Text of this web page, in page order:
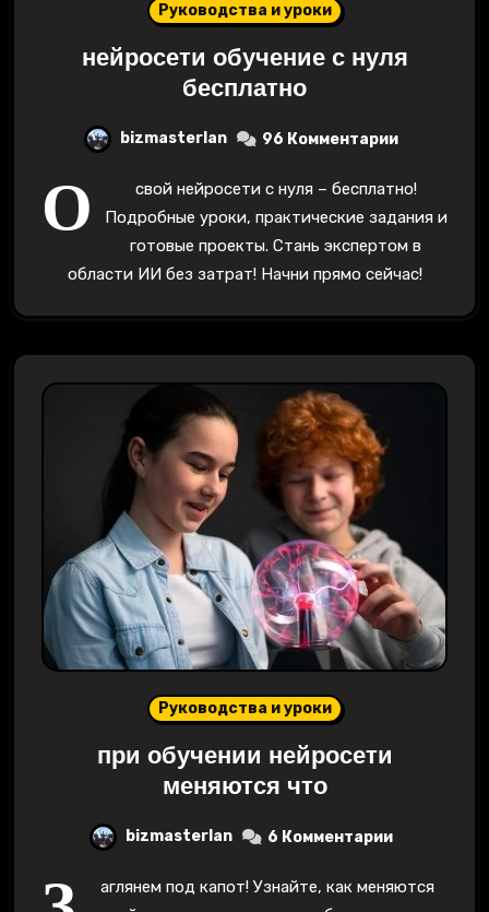
Руководства и уроки
нейросети обучение с нуля
бесплатно
bizmasterlan 96 Комментарии
О
свой нейросети с нуля – бесплатно!
Подробные уроки, практические задания и
готовые проекты. Стань экспертом в
области ИИ без затрат! Начни прямо сейчас!
Руководства и уроки
при обучении нейросети
меняются что
bizmasterlan 6 Комментарии
аглянем под капот! Узнайте, как меняются